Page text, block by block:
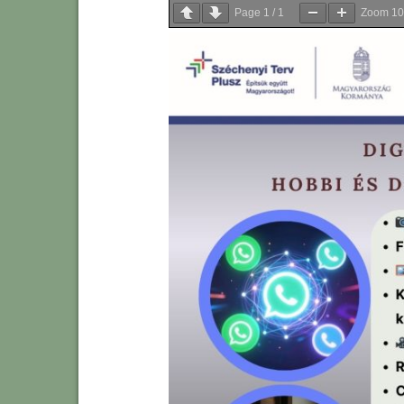
Page 1 / 1 Zoom